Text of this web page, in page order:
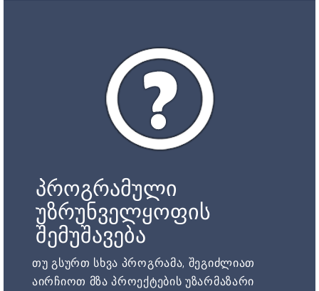
პროგრამული
უზრუნველყოფის
შემუშავება
თუ გსურთ სხვა პროგრამა, შეგიძლიათ
აირჩიოთ მზა პროექტების უზარმაზარი